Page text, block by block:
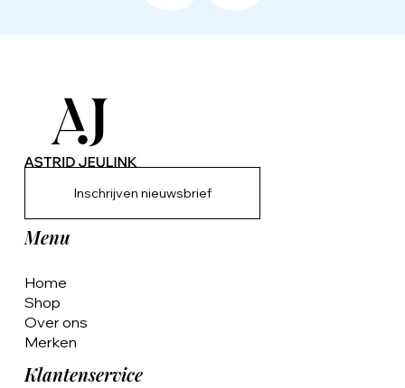
Inschrijven nieuwsbrief
Menu
Home
Shop
Over ons
Merken
Klantenservice